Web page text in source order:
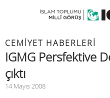
CEMIYET HABERLERI
IGMG Persfektive
çıktı
14 Mayıs 2008